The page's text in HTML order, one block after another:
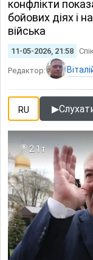
конфлікти
бойових діях і
війська
11-05-2026, 21:58
Редактор:
RU ▶
2.1т